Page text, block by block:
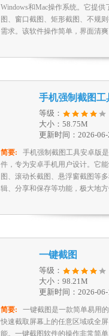
Windows和Mac操作系统。它提
图、窗口截图、矩形截图、不规
需求。该软件操作简单，界面清爽
手机强制截图工
等级：
大小：58.75M
更新时间：2026-06-
简要:
手机强制截图工具安卓版
件，专为安卓手机用户设计。它
图、滚动长截图、悬浮窗截图等
辑、分享和保存等功能，极大地
一键截图
等级：
大小：98.21M
更新时间：2026-06-
简要:
一键截图是一款简单易用
快速截取屏幕上的任意区域或全
能。一键截图软件的操作非常简